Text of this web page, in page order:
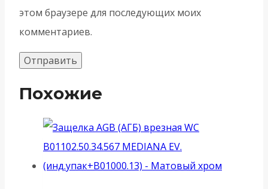
этом браузере для последующих моих
комментариев.
Похожие